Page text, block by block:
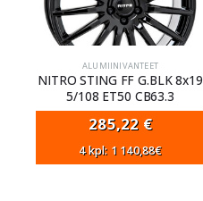
ALUMIINIVANTEET
NITRO STING FF G.BLK 8x19
5/108 ET50 CB63.3
285,22 €
4 kpl: 1 140,88€